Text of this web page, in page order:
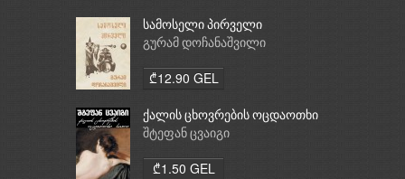
სამოსელი პირველი
გურამ დოჩანაშვილი
₾12.90 GEL
ქალის ცხოვრების ოცდაოთხი
საათი
შტეფან ცვაიგი
₾1.50 GEL